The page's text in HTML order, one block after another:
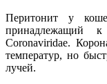
Перитонит у
принадлежащий
Coronaviridae.
температур, но
лучей.